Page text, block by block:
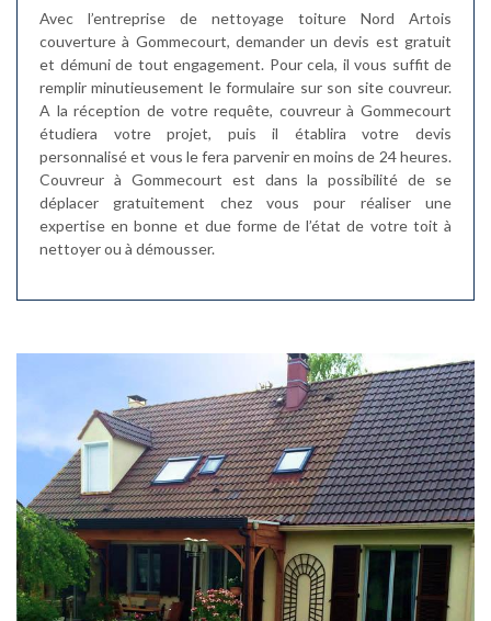
Avec l’entreprise de nettoyage toiture Nord Artois
couverture à Gommecourt, demander un devis est gratuit
et démuni de tout engagement. Pour cela, il vous suffit de
remplir minutieusement le formulaire sur son site couvreur.
A la réception de votre requête, couvreur à Gommecourt
étudiera votre projet, puis il établira votre devis
personnalisé et vous le fera parvenir en moins de 24 heures.
Couvreur à Gommecourt est dans la possibilité de se
déplacer gratuitement chez vous pour réaliser une
expertise en bonne et due forme de l’état de votre toit à
nettoyer ou à démousser.